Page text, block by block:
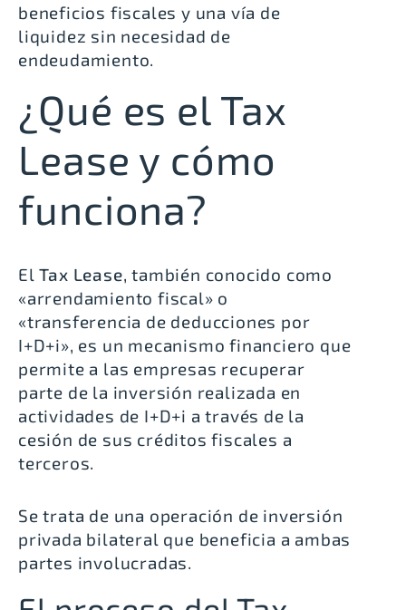
beneficios fiscales y una vía de
liquidez sin necesidad de
endeudamiento.
¿Qué es el Tax
Lease y cómo
funciona?
ElTax Lease, también conocido como
«arrendamiento fiscal» o
«transferencia de deducciones por
I+D+i», es un mecanismo financiero que
permite a las empresas recuperar
parte de la inversión realizada en
actividades de I+D+i a través de la
cesión de sus créditos fiscales a
terceros.
Se trata de una operación de inversión
privada bilateral que beneficia a ambas
partes involucradas.